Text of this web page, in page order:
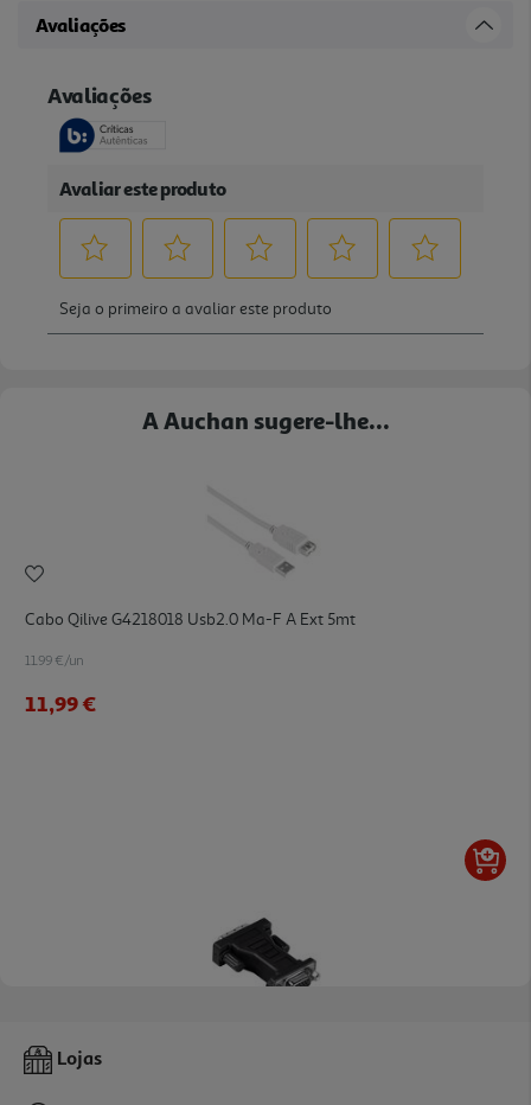
Avaliações
A Auchan sugere-lhe...
Cabo Qilive G4218018 Usb2.0 Ma-F A Ext 5mt
11.99 €/un
11,99 €
Adaptador Qilive Q.3307 G4218030 Dvi M-Vga F
Lojas